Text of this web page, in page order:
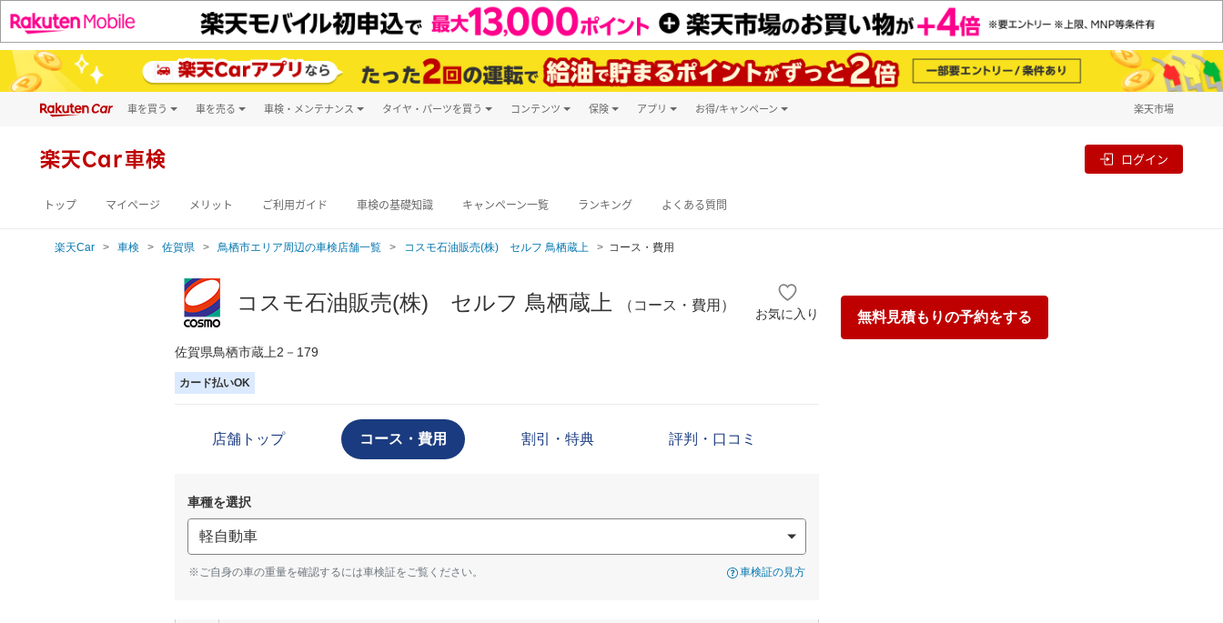
車を買う
新車
車を売る 車検・メンテナンス タイヤ・パーツを買う コンテンツ 保険 アプリ お得/キャンペーン 楽天市場
楽天Car車検 ログイン
トップ マイページ メリット ご利用ガイド 車検の基礎知識 キャンペーン一覧 ランキング よくある質問
楽天Car 車検 佐賀県 鳥栖市エリア周辺の車検店舗一覧 コスモ石油販売(株) セルフ 鳥栖蔵上 コース・費用
無料見積もりの予約をする
コスモ石油販売(株) セルフ 鳥栖蔵上 （コース・費用）
お気に入り
佐賀県鳥栖市蔵上2－179
カード払いOK
店舗トップ コース・費用 割引・特典 評判・口コミ
車種を選択
※ご自身の車の重量を確認するには車検証をご覧ください。 車検証の見方